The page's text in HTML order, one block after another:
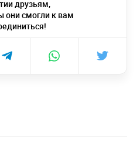
друзьям,
они смогли к вам